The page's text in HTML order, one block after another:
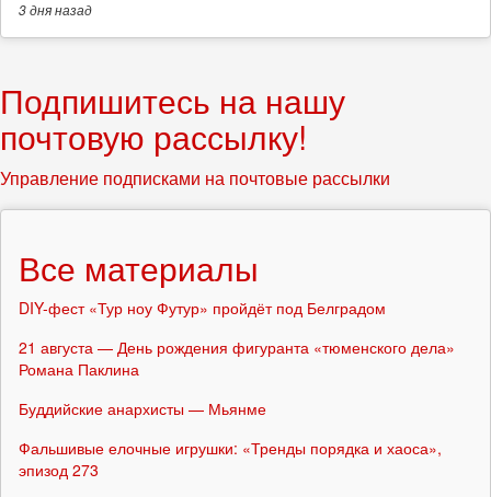
3 дняназад
Подпишитесь на нашу
почтовую рассылку!
Управление подписками на почтовые рассылки
Все материалы
DIY-фест «Тур ноу Футур» пройдёт под Белградом
21 августа — День рождения фигуранта «тюменского дела»
Романа Паклина
Буддийские анархисты — Мьянме
Фальшивые елочные игрушки: «Тренды порядка и хаоса»,
эпизод 273